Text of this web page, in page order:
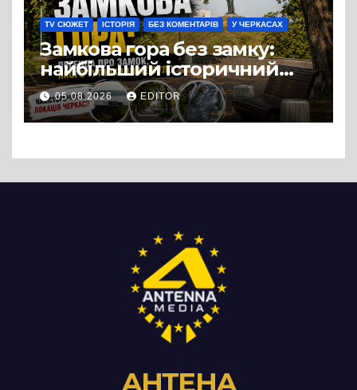
TV СЮЖЕТ ІСТОРІЯ БЕЗ КОМЕНТАРІВ У ЧЕРКАСАХ
Замкова гора без замку:
найбільший історичний
міф Черкас
05.08.2026 EDITOR
АНТЕНА